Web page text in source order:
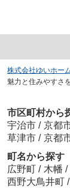
株式会社ゆいホー
魅力と住みやすさ
市区町村から
宇治市 / 京都
草津市 / 京都
町名から探す
広野町 / 木幡 /
西野大鳥井町 /